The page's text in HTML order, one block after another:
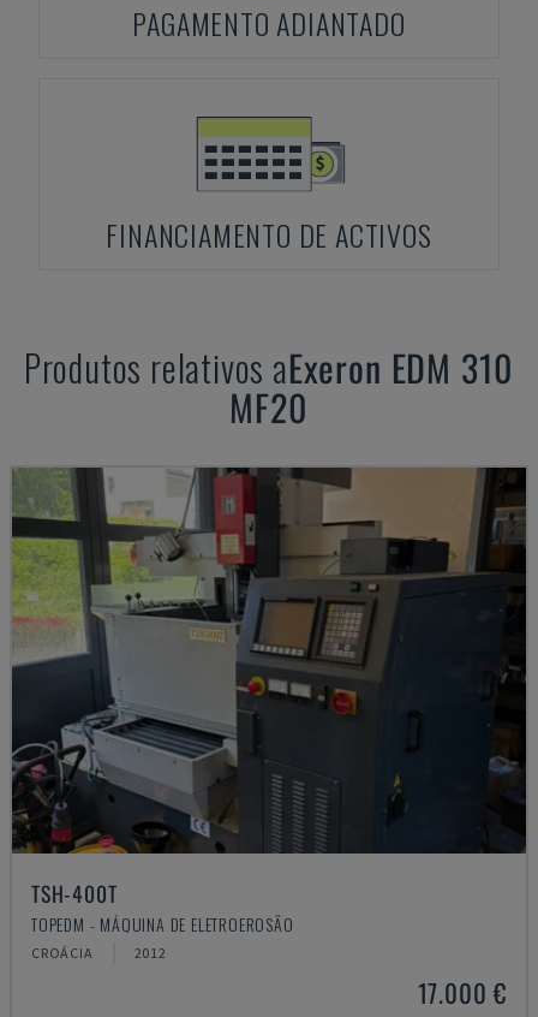
PAGAMENTO ADIANTADO
FINANCIAMENTO DE ACTIVOS
Produtos relativos aExeron EDM 310
MF20
TSH-400T
TOPEDM - MÁQUINA DE ELETROEROSÃO
CROÁCIA 2012
17.000 €